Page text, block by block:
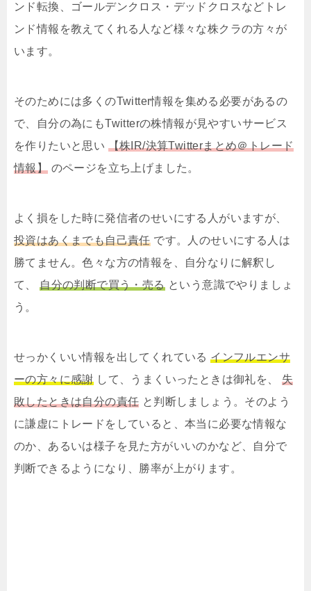
ンド転換、ゴールデンクロス・デッドクロスなどトレ
ンド情報を教えてくれる人など様々な株クラの方々が
います。
そのためには多くのTwitter情報を集める必要があるの
で、自分の為にもTwitterの株情報が見やすいサービス
を作りたいと思い 【株IR/決算Twitterまとめ＠トレード
情報】 のページを立ち上げました。
よく損をした時に発信者のせいにする人がいますが、
投資はあくまでも自己責任です。人のせいにする人は
勝てません。色々な方の情報を、自分なりに解釈し
て、自分の判断で買う・売るという意識でやりましょ
う。
せっかくいい情報を出してくれているインフルエンサ
ーの方々に感謝して、うまくいったときは御礼を、失
敗したときは自分の責任 と判断しましょう。そのよう
に謙虚にトレードをしていると、本当に必要な情報な
のか、あるいは様子を見た方がいいのかなど、自分で
判断できるようになり、勝率が上がります。